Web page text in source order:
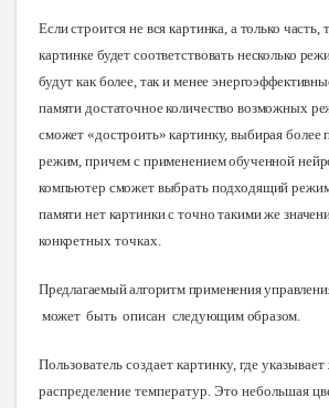
Если строится не вся картинка, а только часть,
картинке будет соответствовать несколько
будут как более, так и менее
памяти достаточное количество возможных
сможет «достроить» картинку, выбирая более
режим, причем с применением обученной
компьютер сможет выбрать подходящий
памяти нет картинки с точно такими же
конкретныхточках.
Предлагаемый алгоритм применения
может быть описан следующим образом.
Пользователь создает картинку, где
распределение температур. Это небольшая